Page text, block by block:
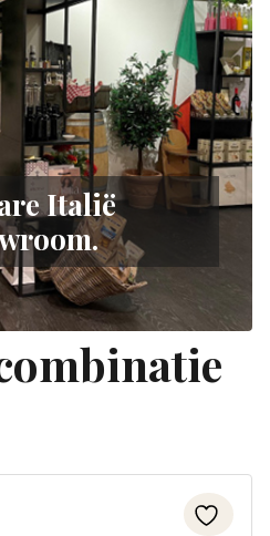
Italië